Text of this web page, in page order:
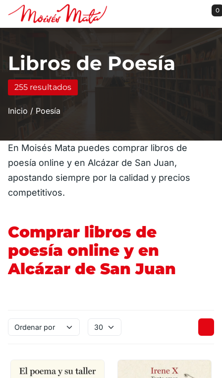
Saltar al contenido principal 0
Libros de Poesía
255 resultados
Inicio Poesía
En Moisés Mata puedes comprar libros de
poesía online y en Alcázar de San Juan,
apostando siempre por la calidad y precios
competitivos.
Comprar libros de
poesía online y en
Alcázar de San Juan